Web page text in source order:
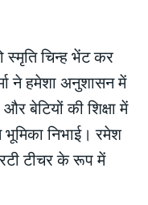
स्मृति चिन्ह भेंट कर
ने हमेशा अनुशासन में
बेटियों की शिक्षा में
निभाई। रमेश
टीचर के रूप में